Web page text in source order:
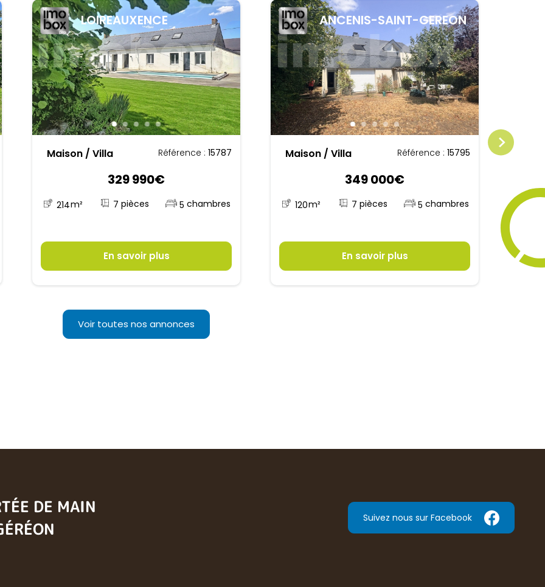
LOIREAUXENCE
Maison / Villa Référence :15787
329 990€
214m² 7 5
En savoir plus
ANCENIS-SAINT-GEREON
Maison / Villa Référence :15795
349 000€
120m² 7 5
En savoir plus
Voir toutes nos annonces
DE MAIN
Suivez nous sur Facebook